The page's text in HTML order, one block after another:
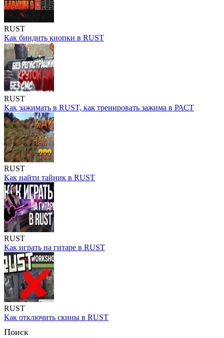
RUST
Как биндить кнопки в RUST
RUST
Как зажимать в RUST, как тренировать зажима в РАСТ
RUST
Как найти тайник в RUST
RUST
Как играть на гитаре в RUST
RUST
Как отключить скины в RUST
Поиск